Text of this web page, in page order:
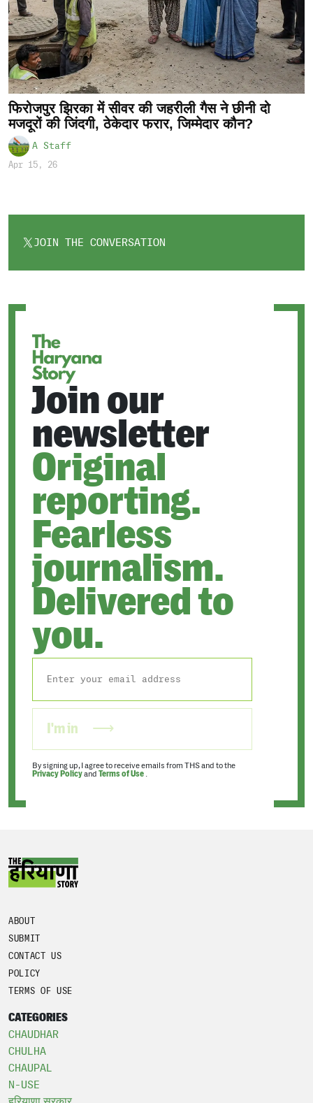
फिरोजपुर झिरका में सीवर की जहरीली गैस ने छीनी दो
मजदूरों की जिंदगी, ठेकेदार फरार, जिम्मेदार कौन?
A Staff
Apr 15, 26
JOIN THE CONVERSATION
OPENS
Join our
newsletter
Original
reporting.
Fearless
journalism.
Delivered to
you.
I'm in
By signing up, I agree to receive emails from THS and to the
Privacy Policyand Terms of Use .
ABOUT
SUBMIT
CONTACT US
POLICY
TERMS OF USE
CATEGORIES
CHAUDHAR
CHULHA
CHAUPAL
N-USE